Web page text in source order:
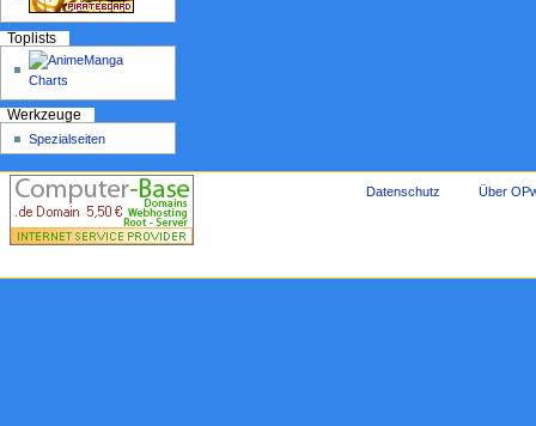
Toplists
Werkzeuge
Spezialseiten
Datenschutz Über